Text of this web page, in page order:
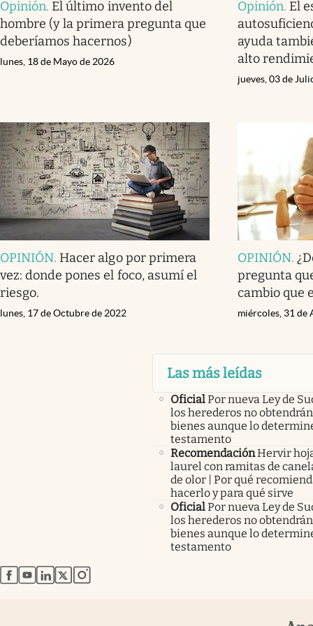
Opinión. El último invento del
hombre (y la primera pregunta que
deberíamos hacernos)
lunes, 18 de Mayo de 2026
Opinión. El
ayuda
alto
jueves, 03 de
OPINIÓN. Hacer algo por primera
vez: donde pones el foco, asumí el
riesgo.
lunes, 17 de Octubre de 2022
OPINIÓN.
pregunta
cambio que
miércoles, 31 de
Las más leídas
OficialPor nueva Ley de
los herederos no
bienes aunque lo
testamento
RecomendaciónHervir
laurel con ramitas de
de olor | Por qué
hacerlo y para qué sirve
OficialPor nueva Ley de
los herederos no
bienes aunque lo
testamento
abre en nueva pestaña
abre en nueva pestaña
abre en nueva pestaña
abre en nueva pestaña
abre en nueva pestaña